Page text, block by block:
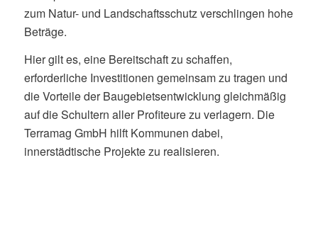
zum Natur- und Landschaftsschutz verschlingen hohe
Beträge.
Hier gilt es, eine Bereitschaft zu schaffen,
erforderliche Investitionen gemeinsam zu tragen und
die Vorteile der Baugebietsentwicklung gleichmäßig
auf die Schultern aller Profiteure zu verlagern. Die
Terramag GmbH hilft Kommunen dabei,
innerstädtische Projekte zu realisieren.